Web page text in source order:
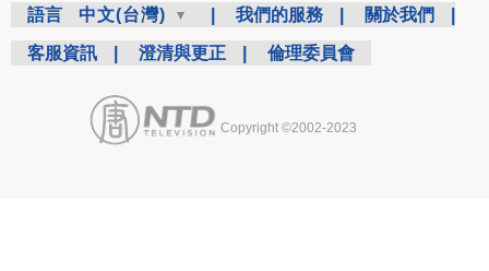
語言 中文(台灣) 我們的服務 關於我們
客服資訊 澄清與更正 倫理委員會
Copyright ©2002-2023